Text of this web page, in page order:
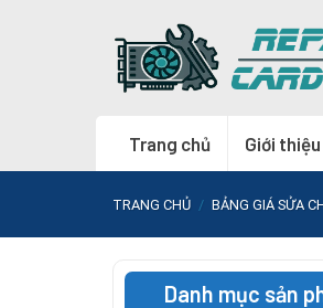
Trang chủ Giới thiệu
TRANG CHỦ / BẢNG GIÁ SỬA
Danh mục sản